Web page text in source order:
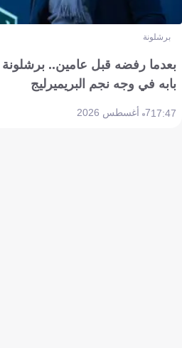
برشلونة
بعدما رفضه قبل عامين.. برشلونة
بابه في وجه نجم البريميرليج
17:477 أغسطس 2026